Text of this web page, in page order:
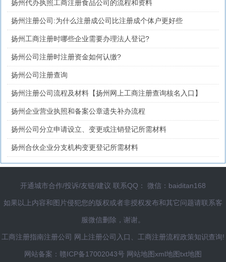
扬州代办执照工商注册食品公司的流程和资料
扬州注册公司:为什么注册成公司比注册成个体户更好些
扬州工商注册时哪些企业需要办理法人登记?
扬州公司注册时注册资金如何认缴?
扬州公司注册查询
扬州注册公司流程及材料【扬州网上工商注册查询核名入口】
扬州企业营业执照和备案公章遗失补办流程
扬州公司分立申请设立、变更或注销登记所需材料
扬州合伙企业分支机构变更登记所需材料
开通城市合作/投诉/友链/建议 联系QQ： 微信：baiditan168
如果以上内容和图片侵犯您的版权或者非授权发布和其它问题请联系客
服微信删除，谢谢。
工商注册指南注册公司 网上注册公司入口、工商注册流程政策知识查询!
网站备案： 赣ICP备17002043号 网站地图xml地图txt地图